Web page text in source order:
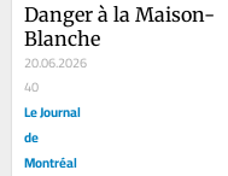
Danger à la Maison-
Blanche
20.06.2026
40
Le Journal
de
Montréal